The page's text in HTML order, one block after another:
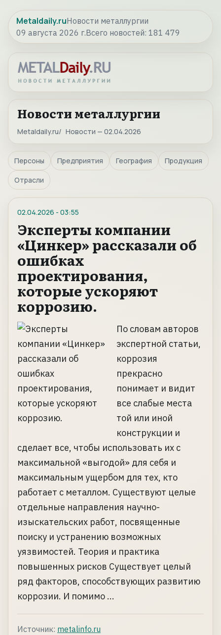
Metaldaily.ruНовости металлургии
09 августа 2026 г.Всего новостей: 181 479
Новости металлургии
Metaldaily.ru Новости — 02.04.2026
Персоны Предприятия География Продукция
Отрасли
02.04.2026 - 03:55
Эксперты компании
«Цинкер» рассказали об
ошибках
проектирования,
которые ускоряют
коррозию.
По словам авторов
экспертной статьи,
коррозия
прекрасно
понимает и видит
все слабые места
той или иной
конструкции и
сделает все, чтобы использовать их с
максимальной «выгодой» для себя и
максимальным ущербом для тех, кто
работает с металлом. Существуют целые
отдельные направления научно-
изыскательских работ, посвященные
поиску и устранению возможных
уязвимостей. Теория и практика
повышенных рисков Существует целый
ряд факторов, способствующих развитию
коррозии. И помимо ...
Источник: metalinfo.ru